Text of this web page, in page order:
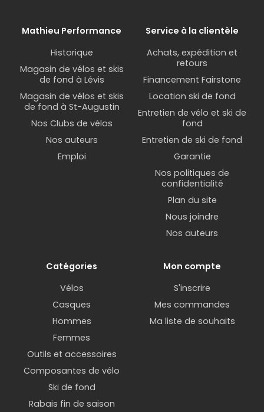
Mathieu Performance
Historique
Magasin de vélos et skis
de fond à Lévis
Magasin de vélos et skis
de fond à St-Augustin
Nos Clubs de vélos
Nos auteurs
Emploi
Service à la clientèle
Achats, expédition et
retours
Financement Fairstone
Location ski de fond
Entretien de vélo et ski de
fond
Entretien de ski de fond
Garantie
Nos politiques de
confidentialité
Plan du site
Nous joindre
Nos auteurs
Catégories
Vélos
Casques
Hommes
Femmes
Outils et accessoires
Composantes de vélo
Ski de fond
Rabais fin de saison
Mon compte
S'inscrire
Mes commandes
Ma liste de souhaits